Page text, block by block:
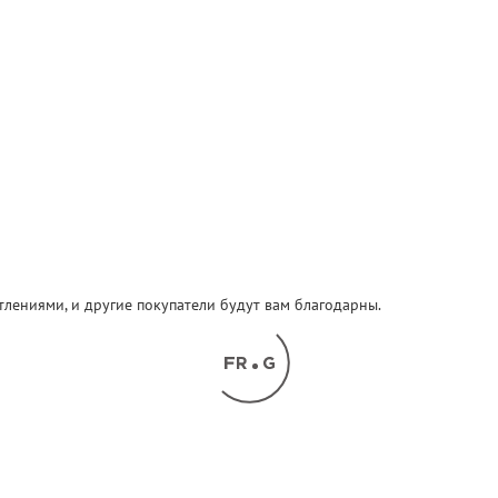
и другие покупатели будут вам благодарны.